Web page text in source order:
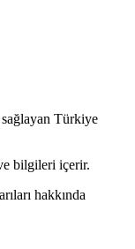
sağlayan Türkiye
bilgileri içerir.
hakkında